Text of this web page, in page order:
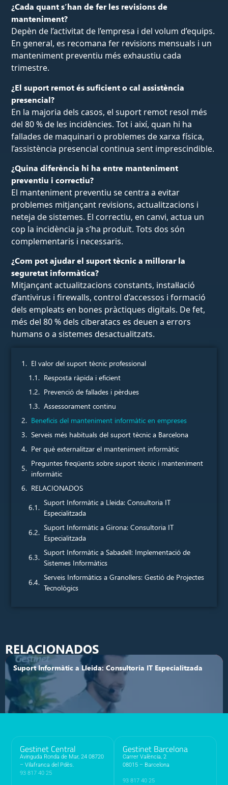
¿Cada quant s’han de fer les revisions de
manteniment?
Depèn de l’activitat de l’empresa i del volum d’equips.
En general, es recomana fer revisions mensuals i un
manteniment preventiu més exhaustiu cada
trimestre.
¿El suport remot és suficient o cal assistència
presencial?
En la majoria dels casos, el suport remot resol més
del 80 % de les incidències. Tot i així, quan hi ha
fallades de maquinari o problemes de xarxa física,
l’assistència presencial continua sent imprescindible.
¿Quina diferència hi ha entre manteniment
preventiu i correctiu?
El manteniment preventiu se centra a evitar
problemes mitjançant revisions, actualitzacions i
neteja de sistemes. El correctiu, en canvi, actua un
cop la incidència ja s’ha produït. Tots dos són
complementaris i necessaris.
¿Com pot ajudar el suport tècnic a millorar la
seguretat informàtica?
Mitjançant actualitzacions constants, instal·lació
d’antivirus i firewalls, control d’accessos i formació
dels empleats en bones pràctiques digitals. De fet,
més del 80 % dels ciberatacs es deuen a errors
humans o a sistemes desactualitzats.
El valor del suport tècnic professional
Resposta ràpida i eficient
Prevenció de fallades i pèrdues
Assessorament continu
Beneficis del manteniment informàtic en empreses
Serveis més habituals del suport tècnic a Barcelona
Per què externalitzar el manteniment informàtic
Preguntes freqüents sobre suport tècnic i manteniment
informàtic
RELACIONADOS
Suport Informàtic a Lleida: Consultoria IT
Especialitzada
Suport Informàtic a Girona: Consultoria IT
Especialitzada
Suport Informàtic a Sabadell: Implementació de
Sistemes Informàtics
Serveis Informàtics a Granollers: Gestió de Projectes
Tecnològics
RELACIONADOS
Suport Informàtic a Lleida: Consultoria IT Especialitzada
Gestinet Central
Avinguda Ronda de Mar, 24 08720
– Vilafranca del Pdès.
93 817 40 25
Gestinet Barcelona
Carrer València, 2
08015 – Barcelona
93 817 40 25